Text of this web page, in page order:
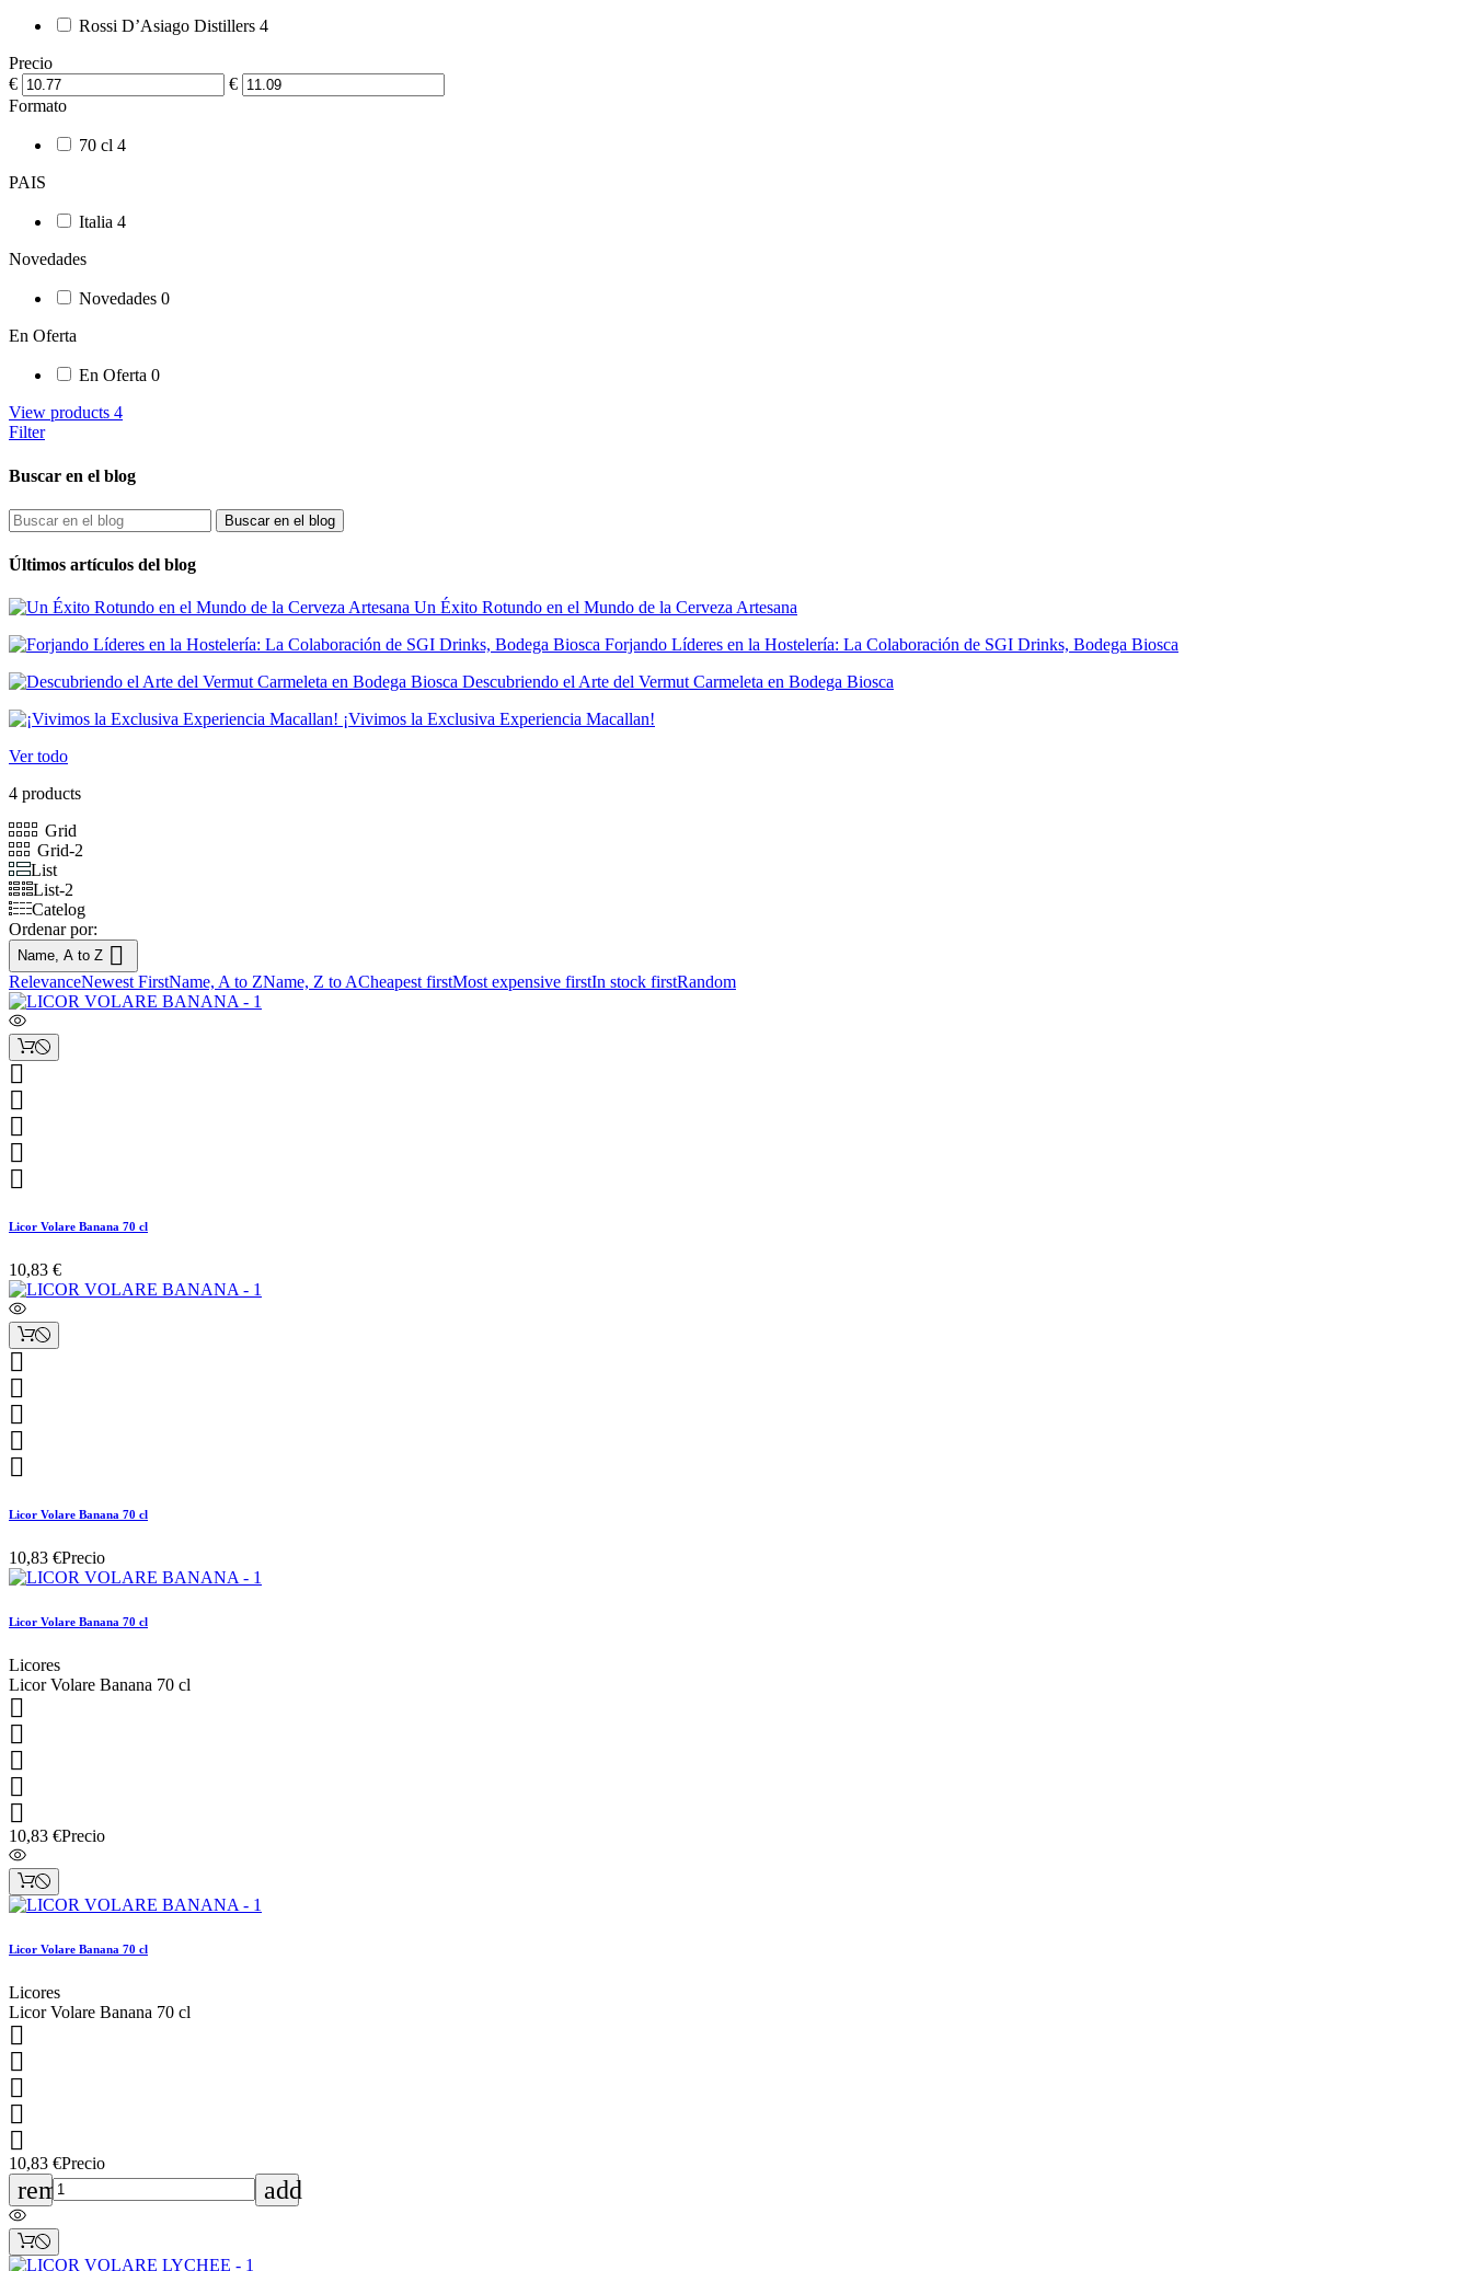
Rossi D’Asiago Distillers 4
Precio
€
€
Formato
70 cl 4
PAIS
Italia 4
Novedades
Novedades 0
En Oferta
En Oferta 0
View products 4
Filter
Buscar en el blog
Buscar en el blog
Últimos artículos del blog
Un Éxito Rotundo en el Mundo de la Cerveza Artesana
Forjando Líderes en la Hostelería: La Colaboración de SGI Drinks, Bodega Biosca
Descubriendo el Arte del Vermut Carmeleta en Bodega Biosca
¡Vivimos la Exclusiva Experiencia Macallan!
Ver todo
4 products
Grid
Grid-2
List
List-2
Catelog
Ordenar por:
Name, A to Z 
RelevanceNewest FirstName, A to ZName, Z to ACheapest firstMost expensive firstIn stock firstRandom





Licor Volare Banana 70 cl
10,83 €





Licor Volare Banana 70 cl
10,83 €Precio
Licor Volare Banana 70 cl
Licores
Licor Volare Banana 70 cl





10,83 €Precio
Licor Volare Banana 70 cl
Licores
Licor Volare Banana 70 cl





10,83 €Precio
remove add